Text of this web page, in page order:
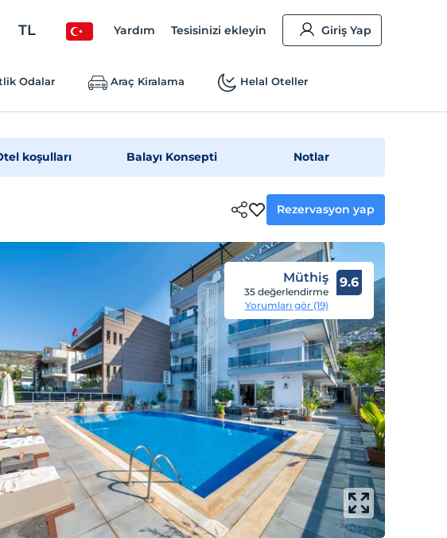
TL Yardım Tesisinizi ekleyin Giriş Yap
Odalar Araç Kiralama Helal Oteller
koşulları Balayı Konsepti Notlar
Rezervasyon yap
Müthiş
35 değerlendirme
Yorumları gör (19)
9.6